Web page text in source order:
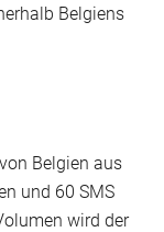
Belgiens
Belgien aus
und 60 SMS
wird der